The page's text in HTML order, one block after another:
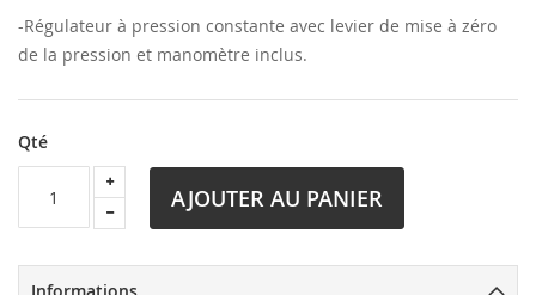
-Régulateur à pression constante avec levier de mise à zéro
de la pression et manomètre inclus.
Qté
AJOUTER AU PANIER